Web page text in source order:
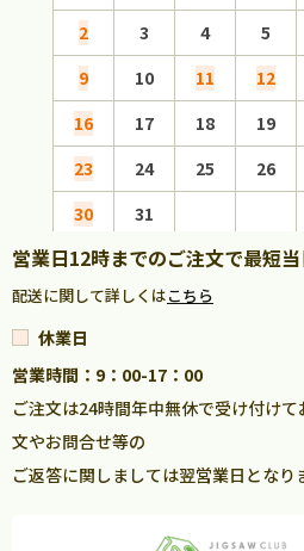
2
3 4 5
9
10 11 12
16
17 18 19
23
24 25 26
30
31
営業日12時までのご注文で最短当
配送に関して詳しくはこちら
休業日
営業時間：9：00-17：00
ご注文は24時間年中無休で受け付け
文やお問合せ等の
ご返答に関しましては翌営業日となり